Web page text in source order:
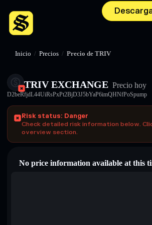
Inicio / Precios / Precio de TRIV
TRIV EXCHANGE Precio hoy
D2beRfjdL44UiRsPxPt2BjD3J5bYaP6imQHNfPoSpump
Risk status: Danger
Check detailed risk information below.
overview section.
No price information available at this